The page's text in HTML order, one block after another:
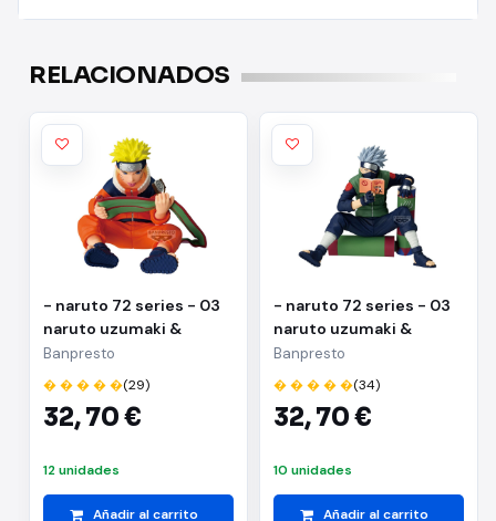
RELACIONADOS
- naruto 72 series - 03
naruto uzumaki &
kakashi hatake(a:naruto
uzumaki)
Banpresto
� � � � �(29)
32,70 €
12 unidades
Añadir al carrito
- naruto 72 series - 03
naruto uzumaki &
kakashi
hatake(b:kakashi
hatake)
Banpresto
� � � � �(34)
32,70 €
10 unidades
Añadir al carrito